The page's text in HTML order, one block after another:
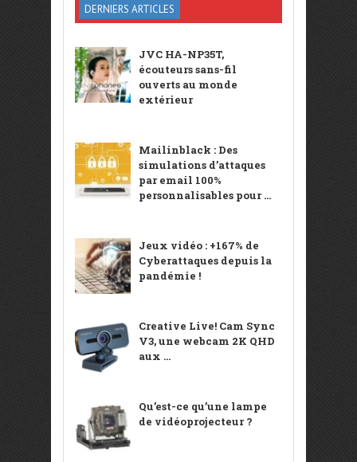
DERNIERS ARTICLES
JVC HA-NP35T,
écouteurs sans-fil
ouverts au monde
extérieur
Mailinblack : Des
simulations d’attaques
par email 100%
personnalisables pour ...
Jeux vidéo : +167% de
Cyberattaques depuis la
pandémie !
Creative Live! Cam Sync
V3, une webcam 2K QHD
aux ...
Qu’est-ce qu’une lampe
de vidéoprojecteur ?